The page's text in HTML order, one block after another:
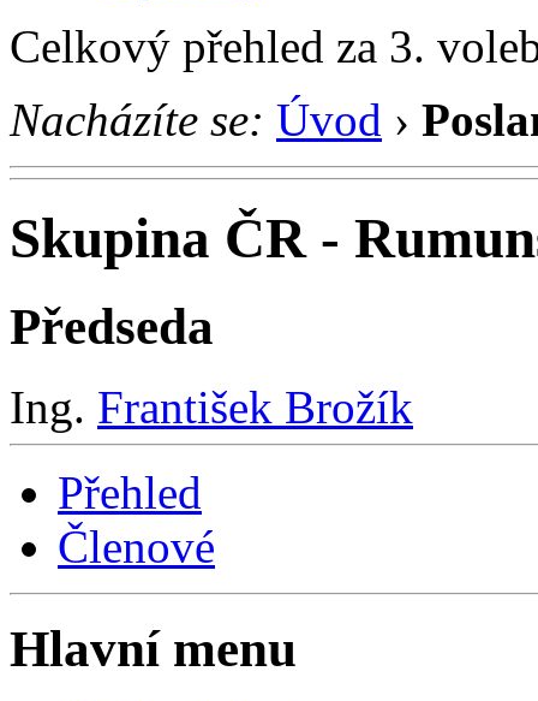
Celkový přehled za 3.
Nacházíte se: Úvod ›
Skupina ČR -
Předseda
Ing. František Brožík
Přehled
Členové
Hlavní menu